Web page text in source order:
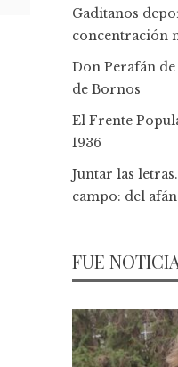
Gaditanos
concentración
Don Perafán
de Bornos
El Frente
1936
Juntar las
campo: del
FUE